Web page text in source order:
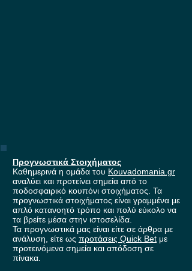
Προγνωστικά Στοιχήματος
Καθημερινά η ομάδα του Kouvadomania.gr
αναλύει και προτείνει σημεία από το
ποδοσφαιρικό κουπόνι στοιχήματος. Τα
προγνωστικά στοιχήματος είναι γραμμένα με
απλό κατανοητό τρόπο και πολύ εύκολο να
τα βρείτε μέσα στην ιστοσελίδα.
Τα προγνωστικά μας είναι είτε σε άρθρα με
ανάλυση, είτε ως προτάσεις Quick Bet με
προτεινόμενα σημεία και απόδοση σε
πίνακα.